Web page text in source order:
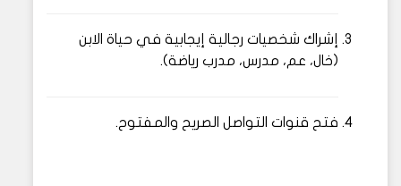
إشراك شخصيات رجالية إيجابية في حياة الابن
(خال، عم، مدرس، مدرب رياضة).
فتح قنوات التواصل الصريح والمفتوح.